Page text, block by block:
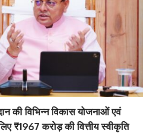
की विभिन्न विकास योजनाओं एवं
₹1967 करोड़ की वित्तीय स्वीकृति